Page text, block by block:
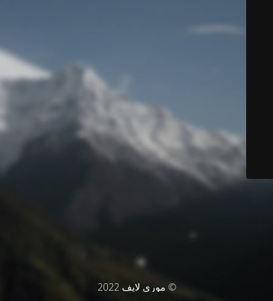
© موري لايف 2022